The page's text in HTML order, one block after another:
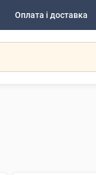
Оплата і доставка